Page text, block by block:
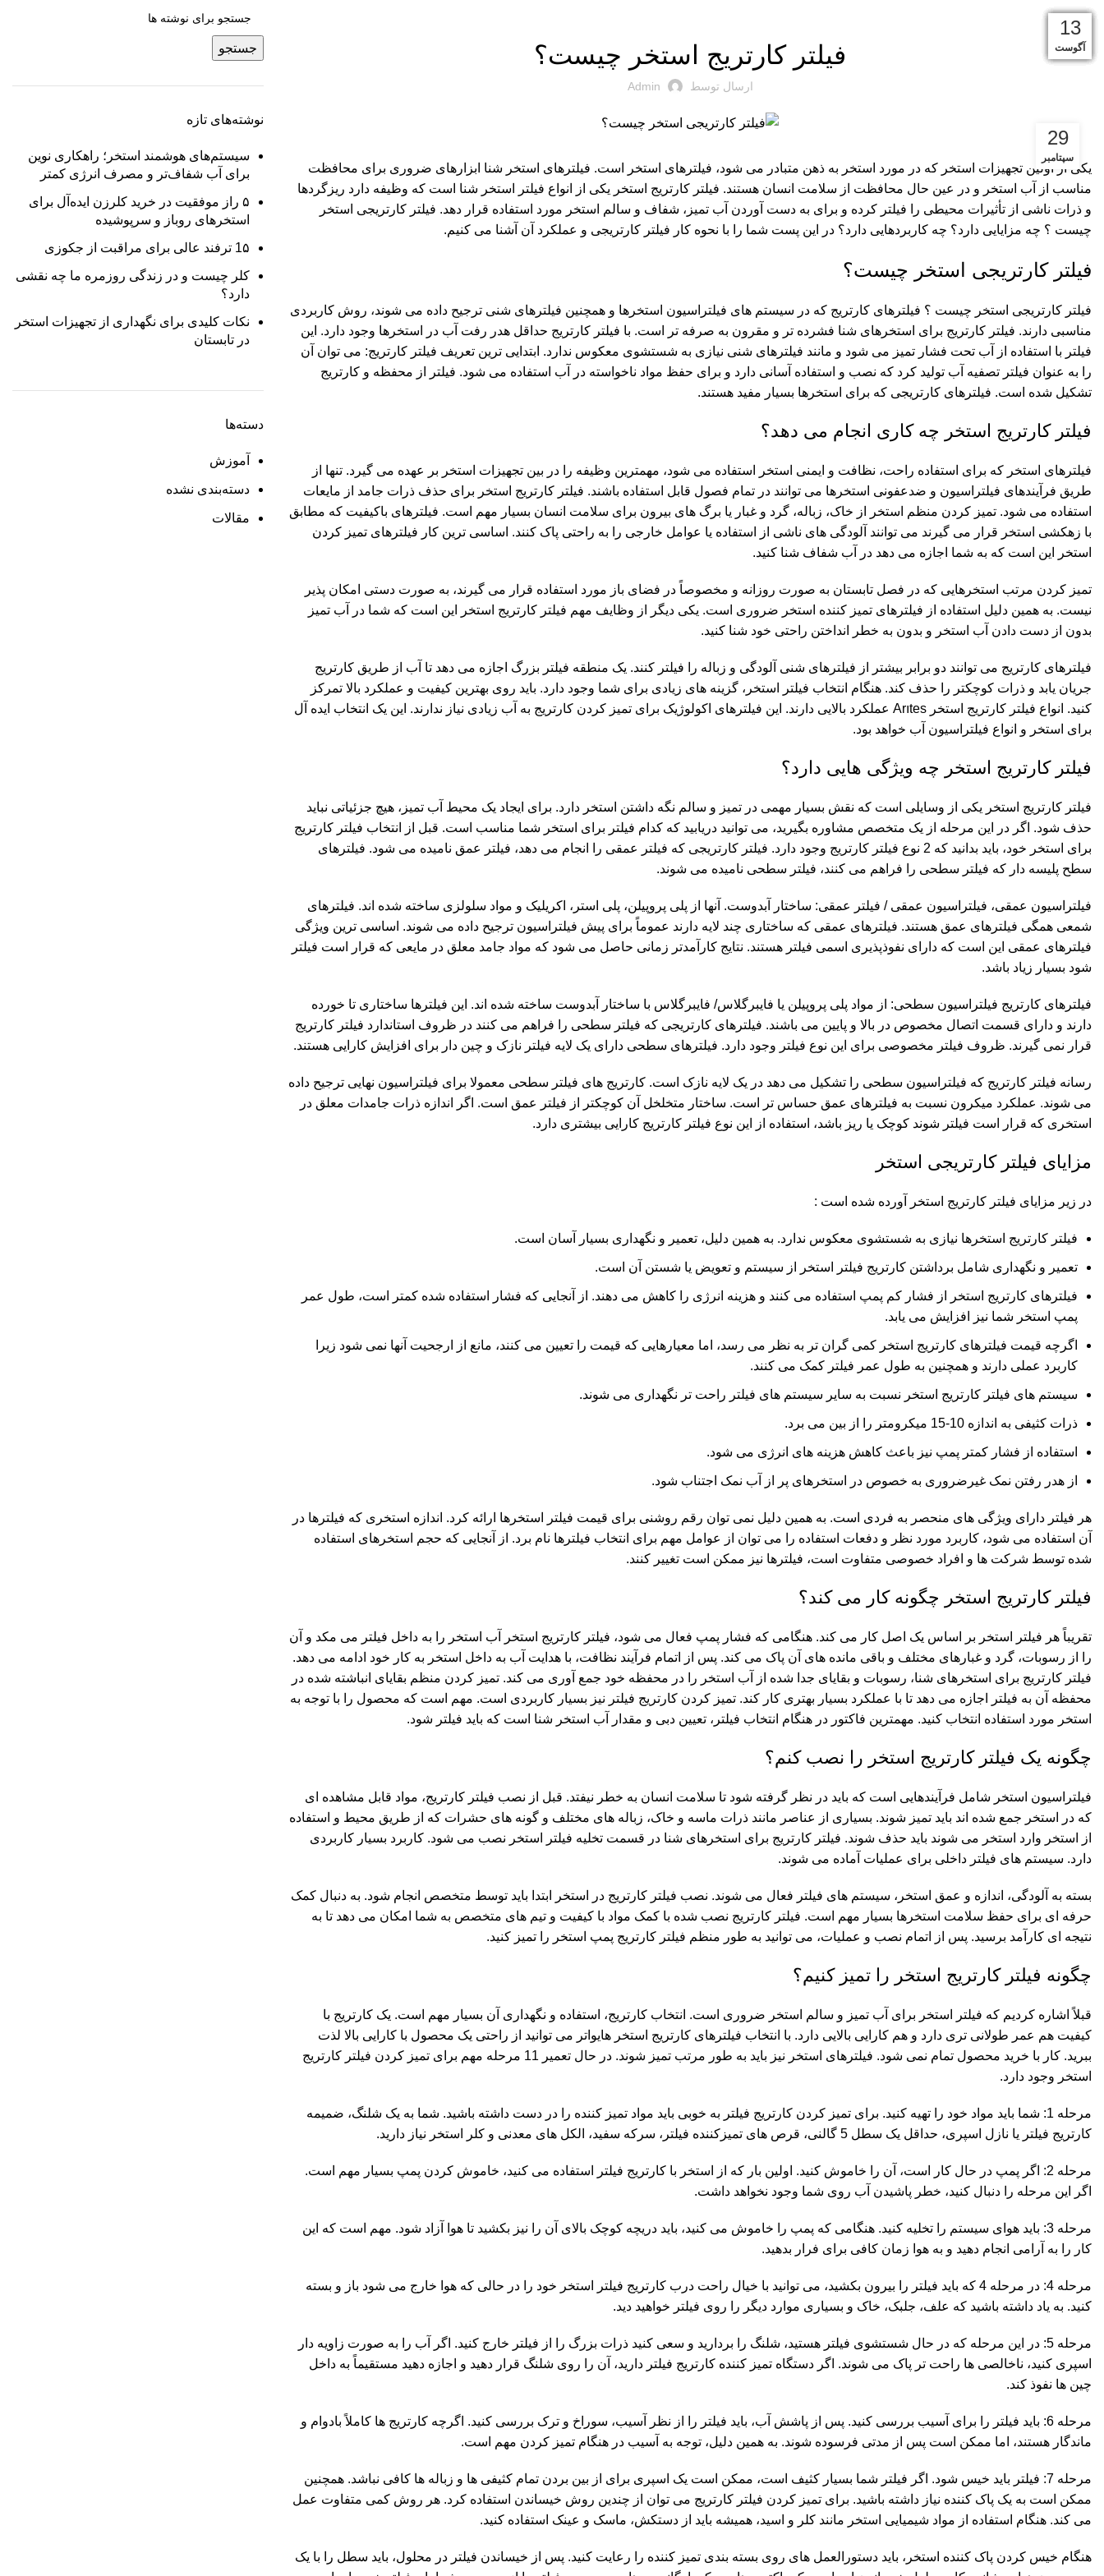
فیلتر کارتریج استخر چیست؟
ارسال توسط Admin
29
سپتامبر
یکی از اولین تجهیزات استخر که در مورد استخر به ذهن متبادر می شود، فیلترهای استخر
است. فیلترهای استخر شنا ابزارهای ضروری برای محافظت
مناسب از آب استخر و در عین حال محافظت از سلامت انسان هستند. فیلتر کارتریج استخر یکی از انواع فیلتر استخر شنا است که وظیفه دارد ریزگردها
و ذرات ناشی از تأثیرات محیطی را فیلتر کرده و برای به دست آوردن آب تمیز، شفاف و سالم استخر مورد استفاده قرار دهد. فیلتر کارتریجی استخر
چیست ؟ چه مزایایی دارد؟ چه کاربردهایی دارد؟ در این پست شما را با نحوه کار فیلتر کارتریجی و عملکرد آن آشنا می کنیم.
فیلتر کارتریجی استخر چیست؟
فیلتر کارتریجی استخر چیست ؟ فیلترهای کارتریج که در سیستم های فیلتراسیون استخرها و همچنین فیلترهای شنی ترجیح داده می شوند، روش کاربردی
مناسبی دارند. فیلتر کارتریج برای استخرهای شنا فشرده تر و مقرون به صرفه تر است. با فیلتر کارتریج حداقل هدر رفت آب در استخرها وجود دارد. این
فیلتر با استفاده از آب تحت فشار تمیز می شود و مانند فیلترهای شنی نیازی به شستشوی معکوس ندارد. ابتدایی ترین تعریف فیلتر کارتریج: می توان آن
را به عنوان فیلتر تصفیه آب تولید کرد که نصب و استفاده آسانی دارد و برای حفظ مواد ناخواسته در آب استفاده می شود. فیلتر از محفظه و کارتریج
تشکیل شده است. فیلترهای کارتریجی که برای استخرها بسیار مفید هستند.
فیلتر کارتریج استخر چه کاری انجام می دهد؟
فیلترهای استخر که برای استفاده راحت، نظافت و ایمنی استخر استفاده می شود، مهمترین وظیفه را در بین تجهیزات استخر بر عهده می گیرد. تنها از
طریق فرآیندهای فیلتراسیون و ضدعفونی استخرها می توانند در تمام فصول قابل استفاده باشند. فیلتر کارتریج استخر برای حذف ذرات جامد از مایعات
استفاده می شود. تمیز کردن منظم استخر از خاک، زباله، گرد و غبار یا برگ های بیرون برای سلامت انسان بسیار مهم است. فیلترهای باکیفیت که مطابق
با زهکشی استخر قرار می گیرند می توانند آلودگی های ناشی از استفاده یا عوامل خارجی را به راحتی پاک کنند. اساسی ترین کار فیلترهای تمیز کردن
استخر این است که به شما اجازه می دهد در آب شفاف شنا کنید.
تمیز کردن مرتب استخرهایی که در فصل تابستان به صورت روزانه و مخصوصاً در فضای باز مورد استفاده قرار می گیرند، به صورت دستی امکان پذیر
نیست. به همین دلیل استفاده از فیلترهای تمیز کننده استخر ضروری است. یکی دیگر از وظایف مهم فیلتر کارتریج استخر این است که شما در آب تمیز
بدون از دست دادن آب استخر و بدون به خطر انداختن راحتی خود شنا کنید.
فیلترهای کارتریج می توانند دو برابر بیشتر از فیلترهای شنی آلودگی و زباله را فیلتر کنند. یک منطقه فیلتر بزرگ اجازه می دهد تا آب از طریق کارتریج
جریان یابد و ذرات کوچکتر را حذف کند. هنگام انتخاب فیلتر استخر، گزینه های زیادی برای شما وجود دارد. باید روی بهترین کیفیت و عملکرد بالا تمرکز
کنید. انواع فیلتر کارتریج استخر Arıtes عملکرد بالایی دارند. این فیلترهای اکولوژیک برای تمیز کردن کارتریج به آب زیادی نیاز ندارند. این یک انتخاب ایده آل
برای استخر و انواع فیلتراسیون آب خواهد بود.
فیلتر کارتریج استخر چه ویژگی هایی دارد؟
فیلتر کارتریج استخر یکی از وسایلی است که نقش بسیار مهمی در تمیز و سالم نگه داشتن استخر دارد. برای ایجاد یک محیط آب تمیز، هیچ جزئیاتی نباید
حذف شود. اگر در این مرحله از یک متخصص مشاوره بگیرید، می توانید دریابید که کدام فیلتر برای استخر شما مناسب است. قبل از انتخاب فیلتر کارتریج
برای استخر خود، باید بدانید که 2 نوع فیلتر کارتریج وجود دارد. فیلتر کارتریجی که فیلتر عمقی را انجام می دهد، فیلتر عمق نامیده می شود. فیلترهای
سطح پلیسه دار که فیلتر سطحی را فراهم می کنند، فیلتر سطحی نامیده می شوند.
فیلتراسیون عمقی، فیلتراسیون عمقی / فیلتر عمقی: ساختار آبدوست. آنها از پلی پروپیلن، پلی استر، اکریلیک و مواد سلولزی ساخته شده اند. فیلترهای
شمعی همگی فیلترهای عمق هستند. فیلترهای عمقی که ساختاری چند لایه دارند عموماً برای پیش فیلتراسیون ترجیح داده می شوند. اساسی ترین ویژگی
فیلترهای عمقی این است که دارای نفوذپذیری اسمی فیلتر هستند. نتایج کارآمدتر زمانی حاصل می شود که مواد جامد معلق در مایعی که قرار است فیلتر
شود بسیار زیاد باشد.
فیلترهای کارتریج فیلتراسیون سطحی: از مواد پلی پروپیلن یا فایبرگلاس/ فایبرگلاس با ساختار آبدوست ساخته شده اند. این فیلترها ساختاری تا خورده
دارند و دارای قسمت اتصال مخصوص در بالا و پایین می باشند. فیلترهای کارتریجی که فیلتر سطحی را فراهم می کنند در ظروف استاندارد فیلتر کارتریج
قرار نمی گیرند. ظروف فیلتر مخصوصی برای این نوع فیلتر وجود دارد. فیلترهای سطحی دارای یک لایه فیلتر نازک و چین دار برای افزایش کارایی هستند.
رسانه فیلتر کارتریج که فیلتراسیون سطحی را تشکیل می دهد در یک لایه نازک است. کارتریج های فیلتر سطحی معمولا برای فیلتراسیون نهایی ترجیح داده
می شوند. عملکرد میکرون نسبت به فیلترهای عمق حساس تر است. ساختار متخلخل آن کوچکتر از فیلتر عمق است. اگر اندازه ذرات جامدات معلق در
استخری که قرار است فیلتر شوند کوچک یا ریز باشد، استفاده از این نوع فیلتر کارتریج کارایی بیشتری دارد.
مزایای فیلتر کارتریجی استخر
در زیر مزایای فیلتر کارتریج استخر آورده شده است :
فیلتر کارتریج استخرها نیازی به شستشوی معکوس ندارد. به همین دلیل، تعمیر و نگهداری بسیار آسان است.
تعمیر و نگهداری شامل برداشتن کارتریج فیلتر استخر از سیستم و تعویض یا شستن آن است.
فیلترهای کارتریج استخر از فشار کم پمپ استفاده می کنند و هزینه انرژی را کاهش می دهند. از آنجایی که فشار استفاده شده کمتر است، طول عمر
پمپ استخر شما نیز افزایش می یابد.
اگرچه قیمت فیلترهای کارتریج استخر کمی گران تر به نظر می رسد، اما معیارهایی که قیمت را تعیین می کنند، مانع از ارجحیت آنها نمی شود زیرا
کاربرد عملی دارند و همچنین به طول عمر فیلتر کمک می کنند.
سیستم های فیلتر کارتریج استخر نسبت به سایر سیستم های فیلتر راحت تر نگهداری می شوند.
ذرات کثیفی به اندازه 10-15 میکرومتر را از بین می برد.
استفاده از فشار کمتر پمپ نیز باعث کاهش هزینه های انرژی می شود.
از هدر رفتن نمک غیرضروری به خصوص در استخرهای پر از آب نمک اجتناب شود.
هر فیلتر دارای ویژگی های منحصر به فردی است. به همین دلیل نمی توان رقم روشنی برای قیمت فیلتر استخرها ارائه کرد. اندازه استخری که فیلترها در
آن استفاده می شود، کاربرد مورد نظر و دفعات استفاده را می توان از عوامل مهم برای انتخاب فیلترها نام برد. از آنجایی که حجم استخرهای استفاده
شده توسط شرکت ها و افراد خصوصی متفاوت است، فیلترها نیز ممکن است تغییر کنند.
فیلتر کارتریج استخر چگونه کار می کند؟
تقریباً هر فیلتر استخر بر اساس یک اصل کار می کند. هنگامی که فشار پمپ فعال می شود، فیلتر کارتریج استخر آب استخر را به داخل فیلتر می مکد و آن
را از رسوبات، گرد و غبارهای مختلف و باقی مانده های آن پاک می کند. پس از اتمام فرآیند نظافت، با هدایت آب به داخل استخر به کار خود ادامه می دهد.
فیلتر کارتریج برای استخرهای شنا، رسوبات و بقایای جدا شده از آب استخر را در محفظه خود جمع آوری می کند. تمیز کردن منظم بقایای انباشته شده در
محفظه آن به فیلتر اجازه می دهد تا با عملکرد بسیار بهتری کار کند. تمیز کردن کارتریج فیلتر نیز بسیار کاربردی است. مهم است که محصول را با توجه به
استخر مورد استفاده انتخاب کنید. مهمترین فاکتور در هنگام انتخاب فیلتر، تعیین دبی و مقدار آب استخر شنا است که باید فیلتر شود.
چگونه یک فیلتر کارتریج استخر را نصب کنم؟
فیلتراسیون استخر شامل فرآیندهایی است که باید در نظر گرفته شود تا سلامت انسان به خطر نیفتد. قبل از نصب فیلتر کارتریج، مواد قابل مشاهده ای
که در استخر جمع شده اند باید تمیز شوند. بسیاری از عناصر مانند ذرات ماسه و خاک، زباله های مختلف و گونه های حشرات که از طریق محیط و استفاده
از استخر وارد استخر می شوند باید حذف شوند. فیلتر کارتریج برای استخرهای شنا در قسمت تخلیه فیلتر استخر نصب می شود. کاربرد بسیار کاربردی
دارد. سیستم های فیلتر داخلی برای عملیات آماده می شوند.
بسته به آلودگی، اندازه و عمق استخر، سیستم های فیلتر فعال می شوند. نصب فیلتر کارتریج در استخر ابتدا باید توسط متخصص انجام شود. به دنبال کمک
حرفه ای برای حفظ سلامت استخرها بسیار مهم است. فیلتر کارتریج نصب شده با کمک مواد با کیفیت و تیم های متخصص به شما امکان می دهد تا به
نتیجه ای کارآمد برسید. پس از اتمام نصب و عملیات، می توانید به طور منظم فیلتر کارتریج پمپ استخر را تمیز کنید.
چگونه فیلتر کارتریج استخر را تمیز کنیم؟
قبلاً اشاره کردیم که فیلتر استخر برای آب تمیز و سالم استخر ضروری است. انتخاب کارتریج، استفاده و نگهداری آن بسیار مهم است. یک کارتریج با
کیفیت هم عمر طولانی تری دارد و هم کارایی بالایی دارد. با انتخاب فیلترهای کارتریج استخر هایواتر می توانید از راحتی یک محصول با کارایی بالا لذت
ببرید. کار با خرید محصول تمام نمی شود. فیلترهای استخر نیز باید به طور مرتب تمیز شوند. در حال تعمیر 11 مرحله مهم برای تمیز کردن فیلتر کارتریج
استخر وجود دارد.
مرحله 1: شما باید مواد خود را تهیه کنید. برای تمیز کردن کارتریج فیلتر به خوبی باید مواد تمیز کننده را در دست داشته باشید. شما به یک شلنگ، ضمیمه
کارتریج فیلتر یا نازل اسپری، حداقل یک سطل 5 گالنی، قرص های تمیزکننده فیلتر، سرکه سفید، الکل های معدنی و کلر استخر نیاز دارید.
مرحله 2: اگر پمپ در حال کار است، آن را خاموش کنید. اولین بار که از استخر با کارتریج فیلتر استفاده می کنید، خاموش کردن پمپ بسیار مهم است.
اگر این مرحله را دنبال کنید، خطر پاشیدن آب روی شما وجود نخواهد داشت.
مرحله 3: باید هوای سیستم را تخلیه کنید. هنگامی که پمپ را خاموش می کنید، باید دریچه کوچک بالای آن را نیز بکشید تا هوا آزاد شود. مهم است که این
کار را به آرامی انجام دهید و به هوا زمان کافی برای فرار بدهید.
مرحله 4: در مرحله 4 که باید فیلتر را بیرون بکشید، می توانید با خیال راحت درب کارتریج فیلتر استخر خود را در حالی که هوا خارج می شود باز و بسته
کنید. به یاد داشته باشید که علف، جلبک، خاک و بسیاری موارد دیگر را روی فیلتر خواهید دید.
مرحله 5: در این مرحله که در حال شستشوی فیلتر هستید، شلنگ را بردارید و سعی کنید ذرات بزرگ را از فیلتر خارج کنید. اگر آب را به صورت زاویه دار
اسپری کنید، ناخالصی ها راحت تر پاک می شوند. اگر دستگاه تمیز کننده کارتریج فیلتر دارید، آن را روی شلنگ قرار دهید و اجازه دهید مستقیماً به داخل
چین ها نفوذ کند.
مرحله 6: باید فیلتر را برای آسیب بررسی کنید. پس از پاشش آب، باید فیلتر را از نظر آسیب، سوراخ و ترک بررسی کنید. اگرچه کارتریج ها کاملاً بادوام و
ماندگار هستند، اما ممکن است پس از مدتی فرسوده شوند. به همین دلیل، توجه به آسیب در هنگام تمیز کردن مهم است.
مرحله 7: فیلتر باید خیس شود. اگر فیلتر شما بسیار کثیف است، ممکن است یک اسپری برای از بین بردن تمام کثیفی ها و زباله ها کافی نباشد. همچنین
ممکن است به یک پاک کننده نیاز داشته باشید. برای تمیز کردن فیلتر کارتریج می توان از چندین روش خیساندن استفاده کرد. هر روش کمی متفاوت عمل
می کند. هنگام استفاده از مواد شیمیایی استخر مانند کلر و اسید، همیشه باید از دستکش، ماسک و عینک استفاده کنید.
هنگام خیس کردن پاک کننده استخر، باید دستورالعمل های روی بسته بندی تمیز کننده را رعایت کنید. پس از خیساندن فیلتر در محلول، باید سطل را با یک
18
اکتبر
13
اکتبر
07
اکتبر
15
سپتامبر
07
سپتامبر
31
آگوست
25
آگوست
19
آگوست
13
آگوست جستجو
نوشته‌های تازه
سیستم‌های هوشمند استخر؛ راهکاری نوین
برای آب شفاف‌تر و مصرف انرژی کمتر
۵ راز موفقیت در خرید کلرزن ایده‌آل برای
استخرهای روباز و سرپوشیده
1۵ ترفند عالی برای مراقبت از جکوزی
کلر چیست و در زندگی روزمره ما چه نقشی
دارد؟
نکات کلیدی برای نگهداری از تجهیزات استخر
در تابستان
دسته‌ها
آموزش
دسته‌بندی نشده
مقالات